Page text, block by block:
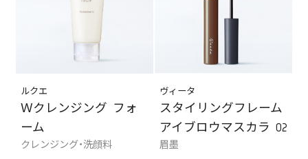
ルクエ
Ｗクレンジング フォ
ーム
クレンジング・洗顔料
ヴィータ
スタイリングフレーム
アイブロウマスカラ 02
眉墨